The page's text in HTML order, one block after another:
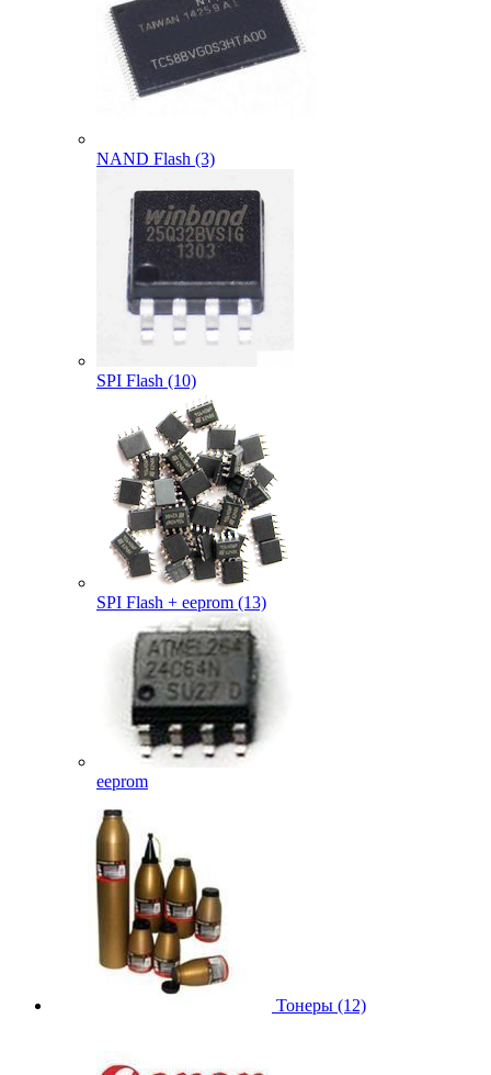
NAND Flash (3)
SPI Flash (10)
SPI Flash + eeprom (13)
eeprom
Тонеры (12)